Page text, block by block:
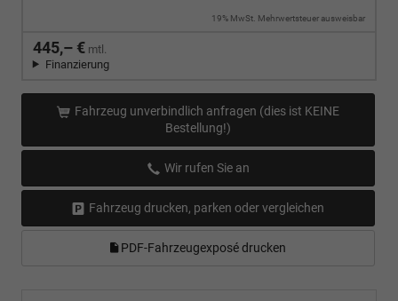
19% MwSt. Mehrwertsteuer ausweisbar
445,– € mtl.
Finanzierung
Fahrzeug unverbindlich anfragen (dies ist KEINE
Bestellung!)
Wir rufen Sie an
Fahrzeug drucken, parken oder vergleichen
PDF-Fahrzeugexposé drucken